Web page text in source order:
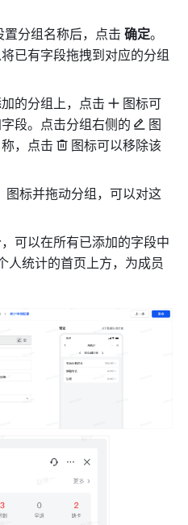
置分组名称后，点击 确定。
已有字段拖拽到对应的分组
的分组上，点击
图标可
段。点击分组右侧的
图
，点击
图标可以移除该
图标并拖动分组，可以对这
可以在所有已添加的字段中
人统计的首页上方，为成员